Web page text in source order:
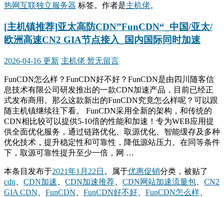
热网互联独立服务器 标签。 作者是主机佬。
[主机镇推荐]亚太高防CDN”FunCDN“_中国/亚太/
欧洲高速CN2 GIA节点接入_国内国际同时加速
2026-04-16 更新 主机佬 暂无留言
FunCDN怎么样？FunCDN好不好？FunCDN是由四川随客信
息技术有限公司研发推出的一款CDN加速产品，目前已经正
式发布商用。那么这款新出的FunCDN究竟怎么样呢？可以跟
随主机镇继续往下看。 FunCDN采用全新的架构，和传统的
CDN相比较可以提供5-10倍的性能和加速！专为WEB应用提
供全面优化服务，通过链路优化、取源优化、智能缓存及多种
优化技术，提升稳定性和可靠性，降低源站压力。在同等条件
下，取源可靠性提升至少一倍，网 …
本条目发布于2021年1月22日 。属于优惠促销分类，被贴了
cdn
CDN加速 CDN加速推荐 CDN网站加速流量包
CN2
GIA CDN
FunCDN FunCDN好不好 FunCDN怎么样